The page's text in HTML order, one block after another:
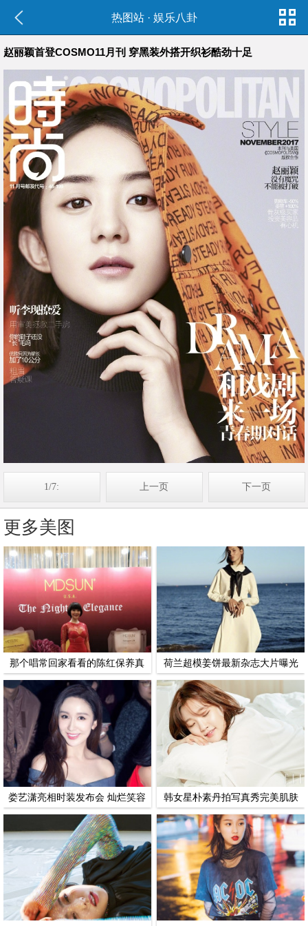
热图站· 娱乐八卦
赵丽颖首登COSMO11月刊 穿黑装外搭开织衫酷劲十足
1/7: 上一页 下一页
更多美图
那个唱常回家看看的陈红保养真
好 完全看不出49岁了
荷兰超模姜饼最新杂志大片曝光
以海为景美艳动人
娄艺潇亮相时装发布会 灿烂笑容
秒杀菲林无数
韩女星朴素丹拍写真秀完美肌肤
笑容甜美迷人